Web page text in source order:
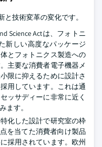
技術変革の変化です。
Science Actは、フォトニ
新しい高度なパッケージ
とフォトニクス製造への
主要な消費者電子機器メ
限に抑えるために設計さ
用しています。これは通
ッサディーに非常に近く
ます。
化した設計で研究室の枠
を当てた消費者向け製品
採用されています。欧州